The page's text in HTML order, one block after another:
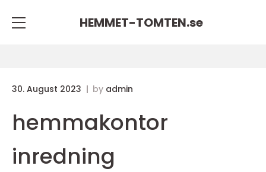
HEMMET-TOMTEN.se
30. August 2023 by admin
hemmakontor
inredning